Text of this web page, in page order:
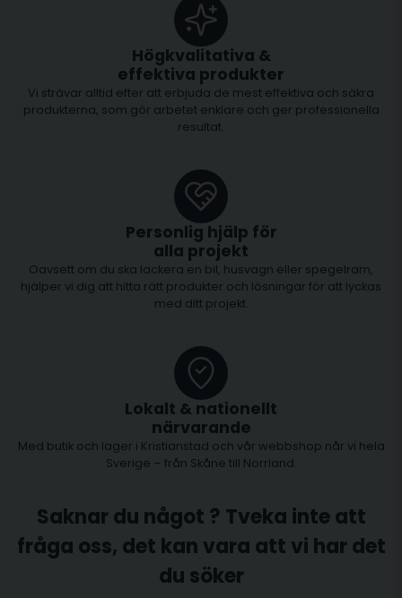
Högkvalitativa &
effektiva produkter
Vi strävar alltid efter att erbjuda de mest effektiva och säkra
produkterna, som gör arbetet enklare och ger professionella
resultat.
Personlig hjälp för
alla projekt
Oavsett om du ska lackera en bil, husvagn eller spegelram,
hjälper vi dig att hitta rätt produkter och lösningar för att lyckas
med ditt projekt.
Lokalt & nationellt
närvarande
Med butik och lager i Kristianstad och vår webbshop når vi hela
Sverige – från Skåne till Norrland.
Saknar du något ? Tveka inte att
fråga oss, det kan vara att vi har det
du söker